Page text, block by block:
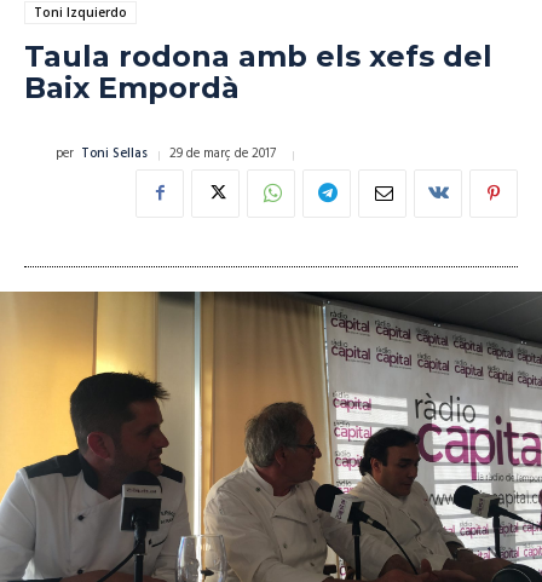
Toni Izquierdo
Taula rodona amb els xefs del
Baix Empordà
per Toni Sellas 29 de març de 2017